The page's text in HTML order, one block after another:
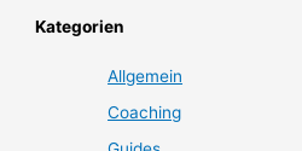
Kategorien
Allgemein
Coaching